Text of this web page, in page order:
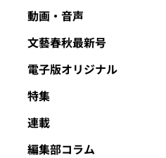
動画・音声
文藝春秋最新号
電子版オリジナル
特集
連載
編集部コラム